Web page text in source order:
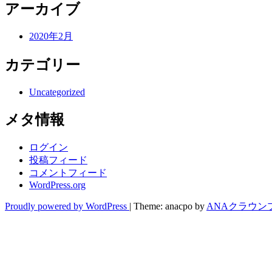
アーカイブ
2020年2月
カテゴリー
Uncategorized
メタ情報
ログイン
投稿フィード
コメントフィード
WordPress.org
Proudly powered by WordPress | Theme: anacpo by ANAクラウン